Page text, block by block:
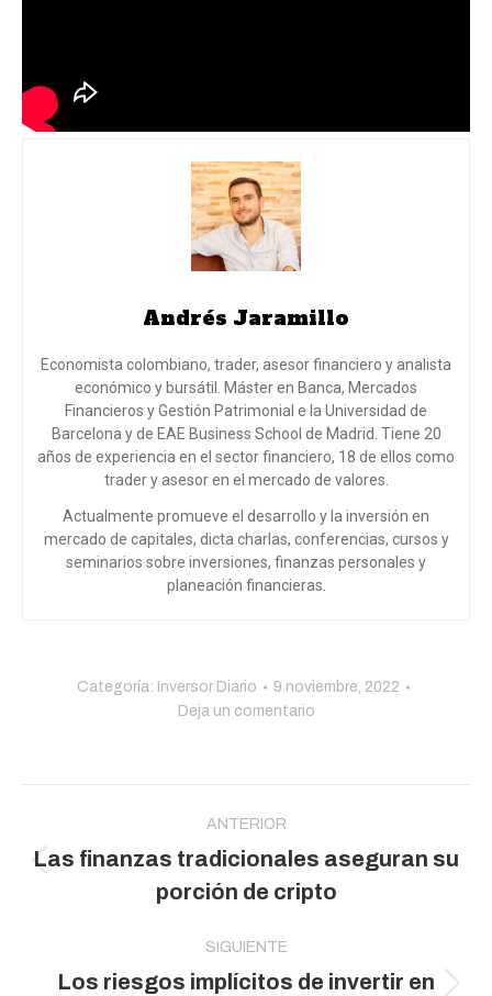
Andrés Jaramillo
Economista colombiano, trader, asesor financiero y analista
económico y bursátil. Máster en Banca, Mercados
Financieros y Gestión Patrimonial e la Universidad de
Barcelona y de EAE Business School de Madrid. Tiene 20
años de experiencia en el sector financiero, 18 de ellos como
trader y asesor en el mercado de valores.
Actualmente promueve el desarrollo y la inversión en
mercado de capitales, dicta charlas, conferencias, cursos y
seminarios sobre inversiones, finanzas personales y
planeación financieras.
Categoría: Inversor Diario
9 noviembre, 2022
Deja un comentario
publicaciones
ANTERIOR
Publicación
anterior:
Las finanzas tradicionales aseguran su
porción de cripto
SIGUIENTE
Los riesgos implícitos de invertir en